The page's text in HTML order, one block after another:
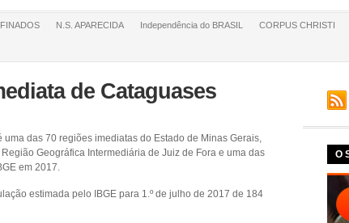
FINADOS N.S. APARECIDA Independência do BRASIL CORPUS CHRISTI
de Cataguases
das 70 regiões imediatas do Estado de Minas Gerais,
Geográfica Intermediária de Juiz de Fora e uma das
em 2017.
estimada pelo IBGE para 1.º de julho de 2017 de 184
O